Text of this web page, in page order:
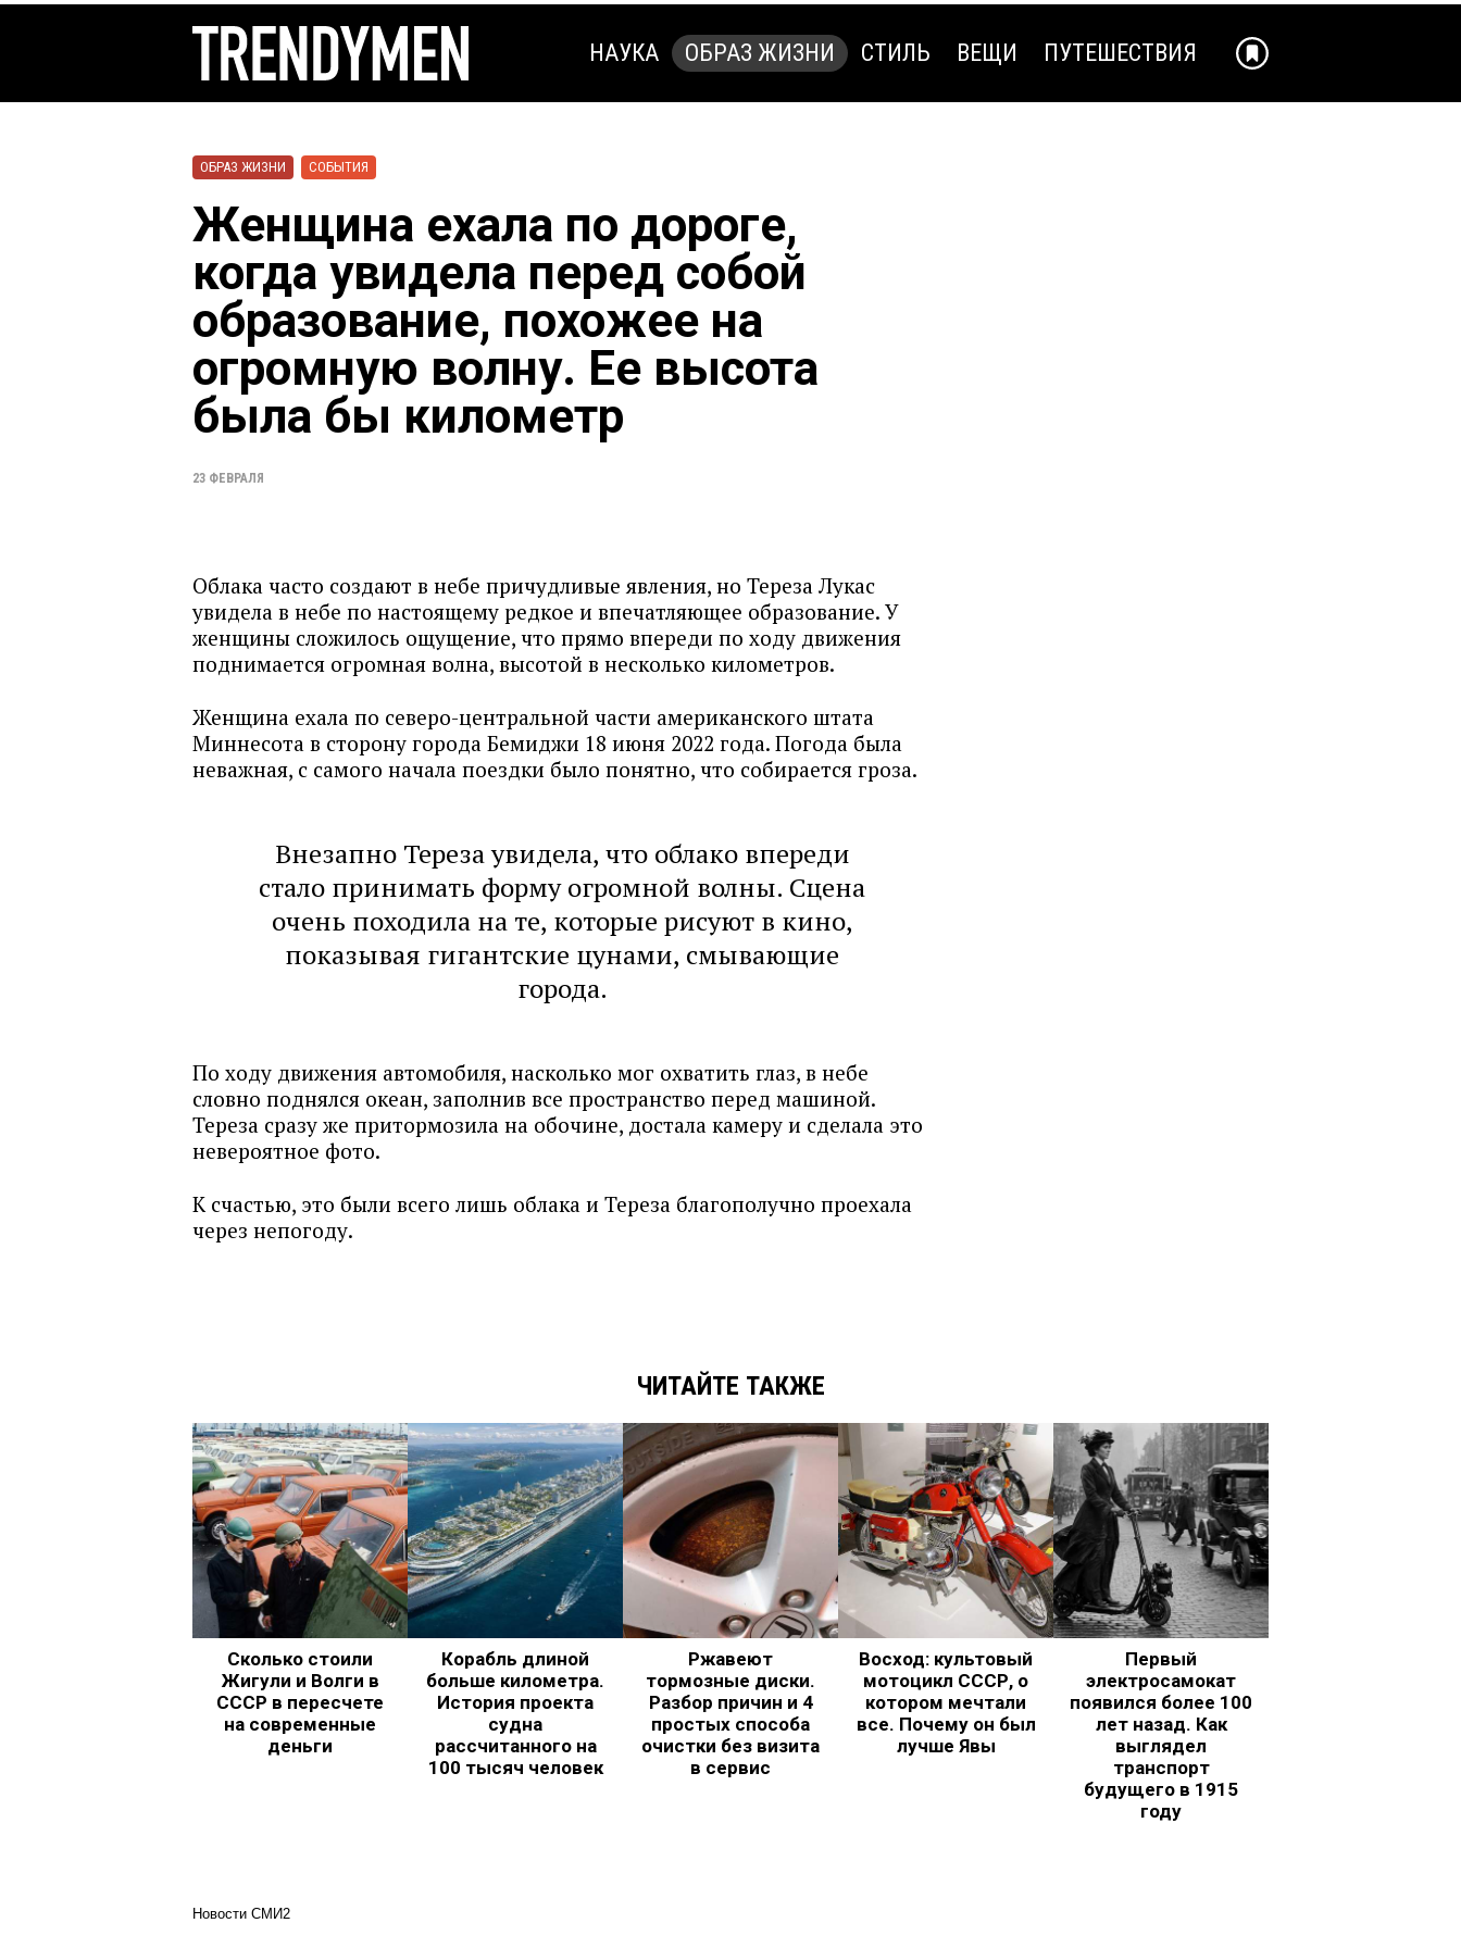
НАУКА ОБРАЗ ЖИЗНИ СТИЛЬ ВЕЩИ ПУТЕШЕСТВИЯ
ОБРАЗ ЖИЗНИ СОБЫТИЯ
Женщина ехала по дороге,
когда увидела перед собой
образование, похожее на
огромную волну. Ее высота
была бы километр
23 ФЕВРАЛЯ
Облака часто создают в небе причудливые явления, но Тереза Лукас
увидела в небе по настоящему редкое и впечатляющее образование. У
женщины сложилось ощущение, что прямо впереди по ходу движения
поднимается огромная волна, высотой в несколько километров.
Женщина ехала по северо-центральной части американского штата
Миннесота в сторону города Бемиджи 18 июня 2022 года. Погода была
неважная, с самого начала поездки было понятно, что собирается гроза.
Внезапно Тереза увидела, что облако впереди
стало принимать форму огромной волны. Сцена
очень походила на те, которые рисуют в кино,
показывая гигантские цунами, смывающие
города.
По ходу движения автомобиля, насколько мог охватить глаз, в небе
словно поднялся океан, заполнив все пространство перед машиной.
Тереза сразу же притормозила на обочине, достала камеру и сделала это
невероятное фото.
К счастью, это были всего лишь облака и Тереза благополучно проехала
через непогоду.
ЧИТАЙТЕ ТАКЖЕ
Сколько стоили
Жигули и Волги в
СССР в пересчете
на современные
деньги
Корабль длиной
больше километра.
История проекта
судна
рассчитанного на
100 тысяч человек
Ржавеют
тормозные диски.
Разбор причин и 4
простых способа
очистки без визита
в сервис
Восход: культовый
мотоцикл СССР, о
котором мечтали
все. Почему он был
лучше Явы
Первый
электросамокат
появился более 100
лет назад. Как
выглядел
транспорт
будущего в 1915
году
Новости СМИ2